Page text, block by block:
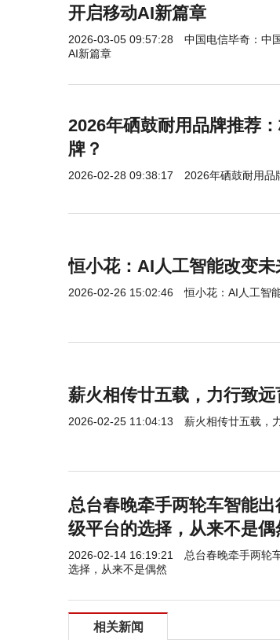
开启移动AI新篇章
2026-03-05 09:57:28
中国电信毕奇：中
AI新篇章
2026年硒鼓耐用品牌推荐
牌？
2026-02-28 09:38:17 2026年硒鼓耐用品
恒小花：AI人工智能改变
2026-02-26 15:02:46 恒小花：AI人工智
薪火相传廿五载，力行致远
2026-02-25 11:04:13 薪火相传廿五载，
总台春晚牵手两轮车智能
级平台的选择，从来不是偶
2026-02-14 16:19:21
总台春晚牵手两轮
选择，从来不是偶然
相关新闻